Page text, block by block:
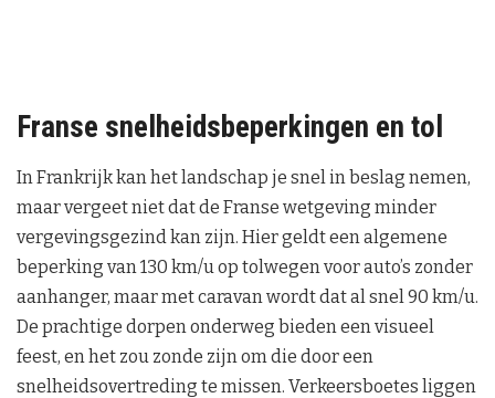
Franse snelheidsbeperkingen en tol
In Frankrijk kan het landschap je snel in beslag nemen,
maar vergeet niet dat de Franse wetgeving minder
vergevingsgezind kan zijn. Hier geldt een algemene
beperking van 130 km/u op tolwegen voor auto’s zonder
aanhanger, maar met caravan wordt dat al snel 90 km/u.
De prachtige dorpen onderweg bieden een visueel
feest, en het zou zonde zijn om die door een
snelheidsovertreding te missen. Verkeersboetes liggen